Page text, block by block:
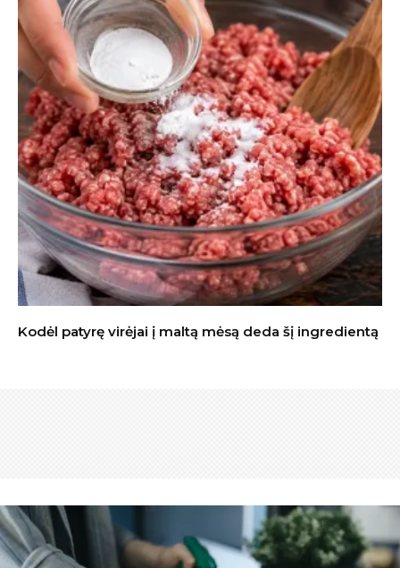
Kodėl patyrę virėjai į maltą mėsą deda šį ingredientą